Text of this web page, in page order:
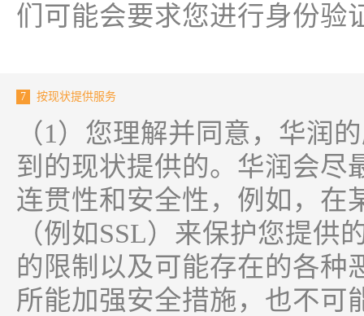
们可能会要求您进行身份验
7 按现状提供服务
（1）您理解并同意，华润
到的现状提供的。华润会尽
连贯性和安全性，例如，在
（例如SSL）来保护您提
的限制以及可能存在的各种
所能加强安全措施，也不可